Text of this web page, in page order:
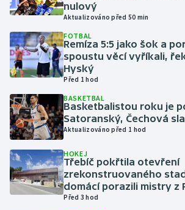
Házená
Jezdectví
Judo
Krasobruslení
Lezení
Lyže a snowboard
Moderní pětiboj
nulový
Aktualizováno před 50 min
FOTBAL
Remíza 5:5 jako šok a
spoustu věcí vyříkali,
Hyský
Před 1 hod
BASKETBAL
Basketbalistou roku je
Satoranský, Čechová
Aktualizováno před 1 hod
HOKEJ
Třebíč pokřtila otevření
zrekonstruovaného
domácí porazili mistry z
Před 3 hod